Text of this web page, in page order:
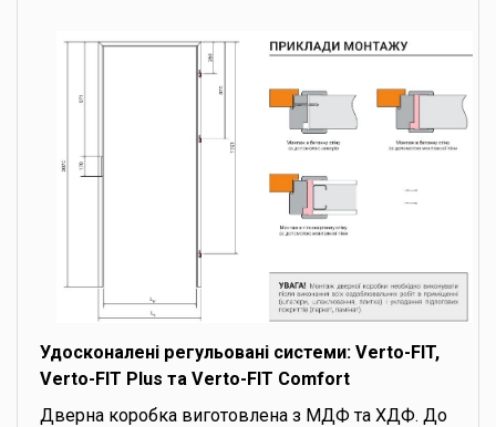
Удосконалені регульовані системи: Verto-FIT,
Verto-FIT Plus та Verto-FIT Comfort
Дверна коробка виготовлена з МДФ та ХДФ. До